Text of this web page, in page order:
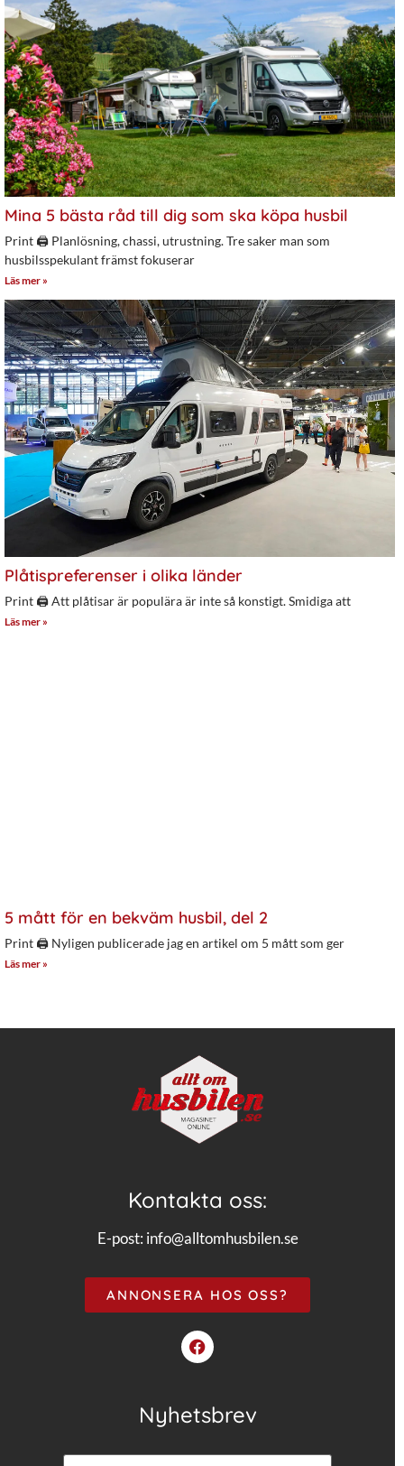
Mina 5 bästa råd till dig som ska köpa husbil
Print 🖨 Planlösning, chassi, utrustning. Tre saker man som
husbilsspekulant främst fokuserar
Läs mer »
Plåtispreferenser i olika länder
Print 🖨 Att plåtisar är populära är inte så konstigt. Smidiga att
Läs mer »
5 mått för en bekväm husbil, del 2
Print 🖨 Nyligen publicerade jag en artikel om 5 mått som ger
Läs mer »
Kontakta oss:
E-post: info@alltomhusbilen.se
ANNONSERA HOS OSS?
Nyhetsbrev